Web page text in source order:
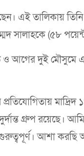
এই তালিকায় তিনি
সালাহকে (৫৮
আগের দুই মৌসুমে
মাদ্রিদ
গ্রুপ রয়েছে।
আশা